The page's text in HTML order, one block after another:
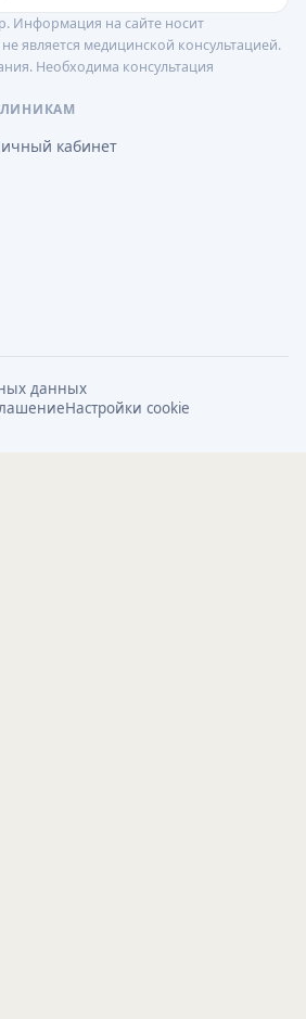
Информация на сайте носит
является медицинской консультацией.
Необходима консультация
кабинет
данных
Настройки cookie